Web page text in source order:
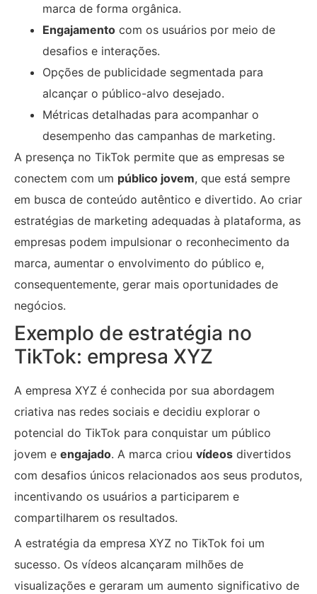
marca de forma orgânica.
Engajamento com os usuários por meio de
desafios e interações.
Opções de publicidade segmentada para
alcançar o público-alvo desejado.
Métricas detalhadas para acompanhar o
desempenho das campanhas de marketing.
A presença no TikTok permite que as empresas se
conectem com um público jovem, que está sempre
em busca de conteúdo autêntico e divertido. Ao criar
estratégias de marketing adequadas à plataforma, as
empresas podem impulsionar o reconhecimento da
marca, aumentar o envolvimento do público e,
consequentemente, gerar mais oportunidades de
negócios.
Exemplo de estratégia no
TikTok: empresa XYZ
A empresa XYZ é conhecida por sua abordagem
criativa nas redes sociais e decidiu explorar o
potencial do TikTok para conquistar um público
jovem e engajado. A marca criou vídeos divertidos
com desafios únicos relacionados aos seus produtos,
incentivando os usuários a participarem e
compartilharem os resultados.
A estratégia da empresa XYZ no TikTok foi um
sucesso. Os vídeos alcançaram milhões de
visualizações e geraram um aumento significativo de